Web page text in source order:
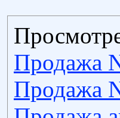
Продажа
Продажа